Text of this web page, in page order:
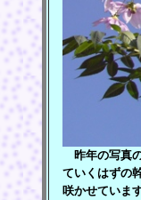
昨年の写真
ていくはずの
咲かせていま